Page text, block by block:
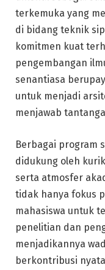
terkemuka yang
di bidang teknik
komitmen kuat
pengembangan
senantiasa
untuk menjadi
menjawab
Berbagai program
didukung oleh
serta atmosfer
tidak hanya fokus
mahasiswa untuk
penelitian dan
menjadikannya
berkontribusi